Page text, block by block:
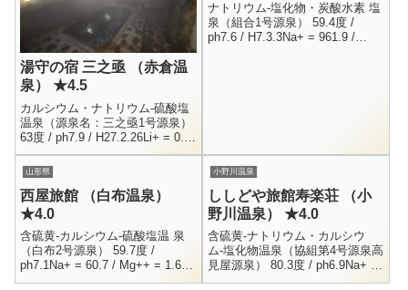
湯守の宿 三之亟 （赤倉温
泉） ★4.5
カルシウム・ナトリウム-硫酸塩
温泉（源泉名：三之亟1号源泉）
63度 / ph7.9 / H27.2.26Li+ = 0.1
/ Na+ = 167.1 / K+ = 4.5 / ...
ナトリウム-塩化物・炭酸水素 塩
泉（組合1号源泉） 59.4度 /
ph7.6 / H7.3.3Na+ = 961.9 /
山形県
西屋旅館 （白布温泉）
★4.0
含硫黄-カルシウム-硫酸塩温 泉
（白布2号源泉） 59.7度 /
ph7.1Na+ = 60.7 / Mg++ = 1.6 /
Ca++ = 300.3Cl- = 7.5 / HS...
小野川温泉
ししどや旅館寿楽荘 （小
野川温泉） ★4.0
含硫黄-ナトリウム・カルシウ
ム-塩化物温泉（協組第4号源泉高
見屋源泉） 80.3度 / ph6.9Na+ =
1412 / K+ = 123.2 / Mg++ = 4.3 /